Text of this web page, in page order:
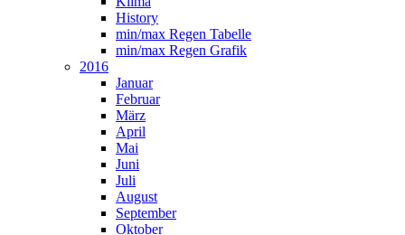
History
min/max Regen Tabelle
min/max Regen Grafik
2016
Januar
Februar
März
April
Mai
Juni
Juli
August
September
Oktober